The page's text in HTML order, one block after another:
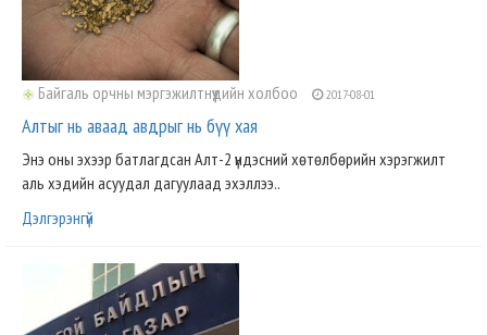
Байгаль орчны мэргэжилтнүүдийн холбоо 2017-08-01
Алтыг нь аваад авдрыг нь бүү хая
Энэ оны эхээр батлагдсан Алт-2 үндэсний хөтөлбөрийн хэрэгжилт
аль хэдийн асуудал дагуулаад эхэллээ..
Дэлгэрэнгүй